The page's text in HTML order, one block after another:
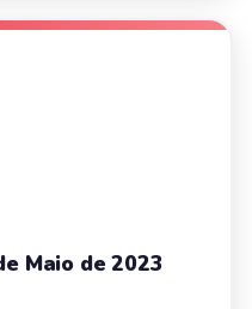
Maio de 2023